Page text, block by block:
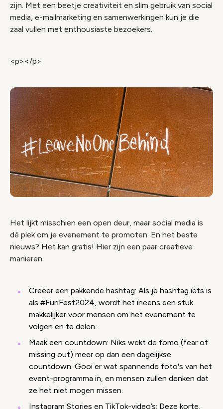
zijn. Met een beetje creativiteit en slim gebruik van social
media, e-mailmarketing en samenwerkingen kun je die
zaal vullen met enthousiaste bezoekers.
<p></p>
Het lijkt misschien een open deur, maar social media is
dé plek om je evenement te promoten. En het beste
nieuws? Het kan gratis! Hier zijn een paar creatieve
manieren:
Creëer een pakkende hashtag: Als je hashtag iets is
als #FunFest2024, wordt het ineens een stuk
makkelijker voor mensen om het evenement te
volgen en te delen.
Maak een countdown: Niks wekt de fomo (fear of
missing out) meer op dan een dagelijkse
countdown. Gooi er wat spannende foto's van het
event-programma in, en mensen zullen denken dat
ze het niet mogen missen.
Instagram Stories en TikTok-video’s: Deze korte,